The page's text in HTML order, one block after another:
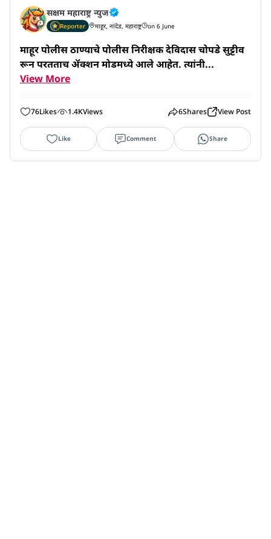
सक्षम महाराष्ट्र न्युज
Reporter माहूर, नांदेड, महाराष्ट्र on 6 June
माहूर पोलीस ठाण्याचे पोलीस निरीक्षक देविदास चोपडे सुट्टीव
रून परतताच ॲक्शन मोडमध्ये आले आहेत. त्यांनी...
View More
76Likes 1.4KViews 6Shares View Post
Like Comment Share